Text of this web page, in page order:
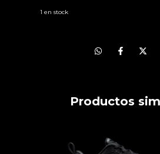
1 en stock
Productos